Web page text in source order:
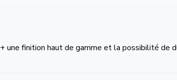
finition haut de gamme et la possibilité de